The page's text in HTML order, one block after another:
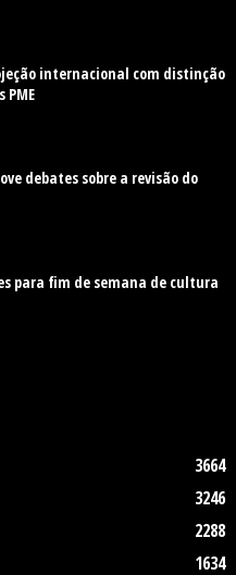
internacional com distinção
PME
debates sobre a revisão do
para fim de semana de cultura
3664
3246
2288
1634